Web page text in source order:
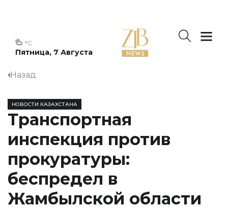
Пятница, 7 Августа
°C
Назад
НОВОСТИ КАЗАХСТАНА
Транспортная
инспекция против
прокуратуры:
беспредел в
Жамбылской области